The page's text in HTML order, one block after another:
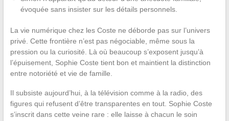
évoquée sans insister sur les détails personnels.
La vie numérique chez les Coste ne déborde pas sur l’univers
privé. Cette frontière n’est pas négociable, même sous la
pression ou la curiosité. Là où beaucoup s’exposent jusqu’à
l’épuisement, Sophie Coste tient bon et maintient la distinction
entre notoriété et vie de famille.
Il subsiste aujourd’hui, à la télévision comme à la radio, des
figures qui refusent d’être transparentes en tout. Sophie Coste
s’inscrit dans cette veine rare : elle laisse à chacun le soin